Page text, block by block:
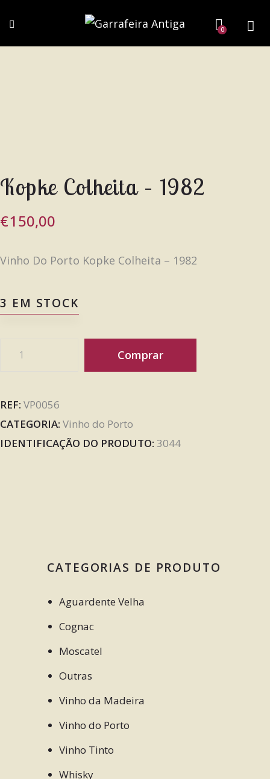
0
Kopke Colheita – 1982
€150,00
Vinho Do Porto Kopke Colheita – 1982
3 EM STOCK
Comprar
REF: VP0056
CATEGORIA: Vinho do Porto
IDENTIFICAÇÃO DO PRODUTO: 3044
CATEGORIAS DE PRODUTO
Aguardente Velha
Cognac
Moscatel
Outras
Vinho da Madeira
Vinho do Porto
Vinho Tinto
Whisky